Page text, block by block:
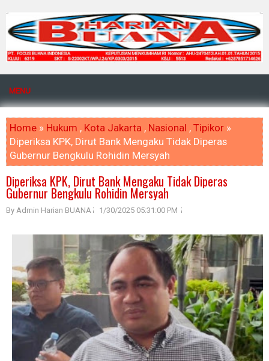
MENU
Home » Hukum , Kota Jakarta , Nasional , Tipikor »
Diperiksa KPK, Dirut Bank Mengaku Tidak Diperas
Gubernur Bengkulu Rohidin Mersyah
Diperiksa KPK, Dirut Bank Mengaku Tidak Diperas
Gubernur Bengkulu Rohidin Mersyah
By Admin Harian BUANA 1/30/2025 05:31:00 PM